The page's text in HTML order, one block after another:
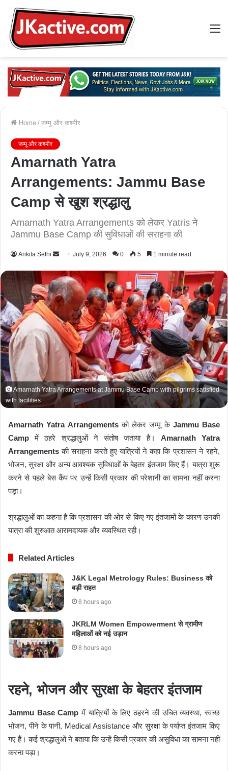
Home / जम्मू और कश्मीर
जम्मू और कश्मीर
Amarnath Yatra
Arrangements: Jammu Base
Camp से खुश श्रद्धालु
Amarnath Yatra Arrangements को लेकर Yatris ने
Jammu Base Camp की सुविधाओं की सराहना की
Ankita Sethi
n
d
a
n
e
m
July 9, 2026 0 5 1 minute read
Amarnath Yatra Arrangements at Jammu Base Camp with pilgrims satisfied
with facilities
Amarnath Yatra Arrangementsको लेकर जम्मू के Jammu Base
Camp में ठहरे श्रद्धालुओं ने संतोष जताया है। Amarnath Yatra
Arrangements की सराहना करते हुए यात्रियों ने कहा कि प्रशासन ने रहने,
भोजन, सुरक्षा और अन्य आवश्यक सुविधाओं के बेहतर इंतजाम किए हैं। यात्रा शुरू
करने से पहले बेस कैंप पर उन्हें किसी प्रकार की परेशानी का सामना नहीं करना
पड़ा।
श्रद्धालुओं का कहना है कि प्रशासन की ओर से किए गए इंतजामों के कारण उनकी
यात्रा की शुरुआत आरामदायक और व्यवस्थित रही।
Related Articles
J&K Legal Metrology Rules: Business को
बड़ी राहत
8 hours ago
JKRLM Women Empowerment से ग्रामीण
महिलाओं को नई उड़ान
8 hours ago
रहने, भोजन और सुरक्षा के बेहतर इंतजाम
Jammu Base Camp में यात्रियों के लिए ठहरने की उचित व्यवस्था, स्वच्छ
भोजन, पीने के पानी, Medical Assistance और सुरक्षा के पर्याप्त इंतजाम किए
गए हैं। कई श्रद्धालुओं ने बताया कि उन्हें किसी प्रकार की असुविधा का सामना नहीं
करना पड़ा।